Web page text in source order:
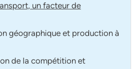
un facteur de
géographique et production à
de la compétition et